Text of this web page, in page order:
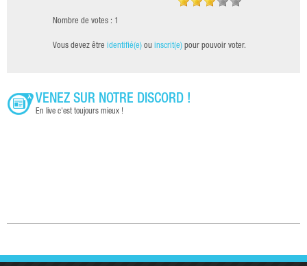
Nombre de votes : 1
Vous devez être identifié(e) ou inscrit(e) pour pouvoir voter.
VENEZ SUR NOTRE DISCORD !
En live c'est toujours mieux !